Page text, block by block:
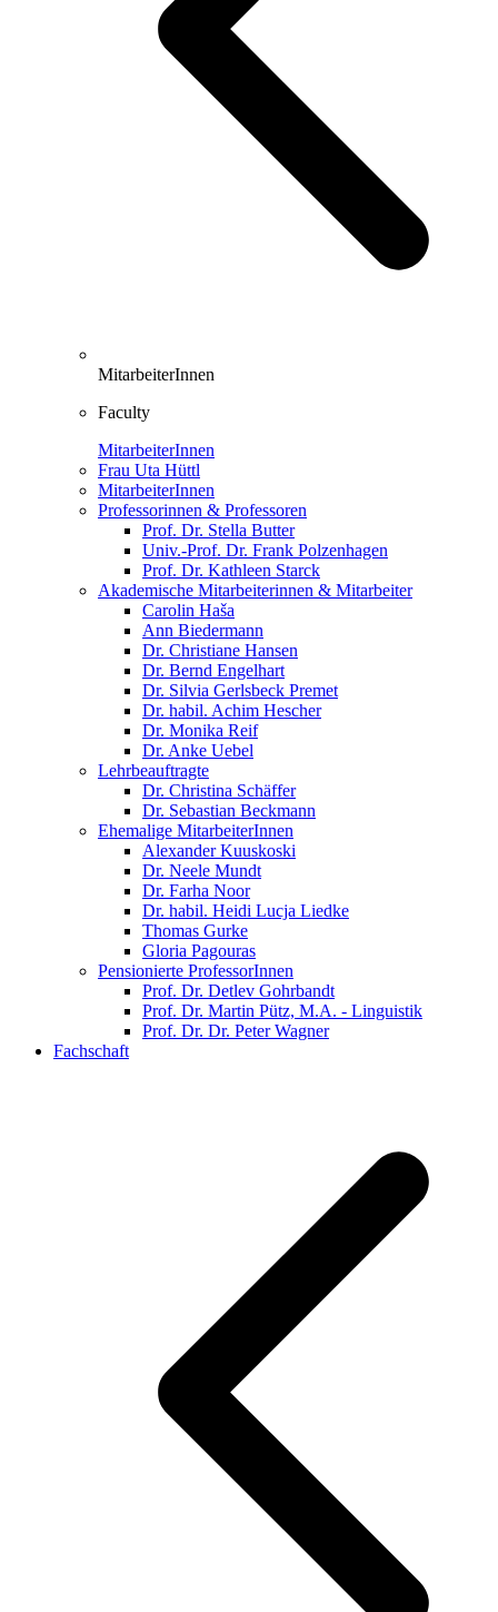
MitarbeiterInnen
Faculty
MitarbeiterInnen
Frau Uta Hüttl
MitarbeiterInnen
Professorinnen & Professoren
Prof. Dr. Stella Butter
Univ.-Prof. Dr. Frank Polzenhagen
Prof. Dr. Kathleen Starck
Akademische Mitarbeiterinnen & Mitarbeiter
Carolin Haša
Ann Biedermann
Dr. Christiane Hansen
Dr. Bernd Engelhart
Dr. Silvia Gerlsbeck Premet
Dr. habil. Achim Hescher
Dr. Monika Reif
Dr. Anke Uebel
Lehrbeauftragte
Dr. Christina Schäffer
Dr. Sebastian Beckmann
Ehemalige MitarbeiterInnen
Alexander Kuuskoski
Dr. Neele Mundt
Dr. Farha Noor
Dr. habil. Heidi Lucja Liedke
Thomas Gurke
Gloria Pagouras
Pensionierte ProfessorInnen
Prof. Dr. Detlev Gohrbandt
Prof. Dr. Martin Pütz, M.A. - Linguistik
Prof. Dr. Dr. Peter Wagner
Fachschaft